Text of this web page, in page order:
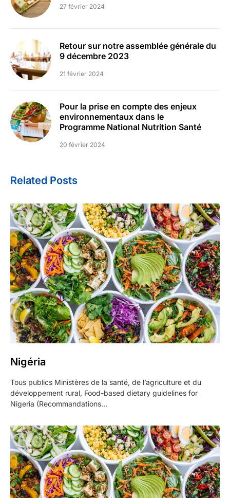
27 février 2024
Retour sur notre assemblée générale du
9 décembre 2023
21 février 2024
Pour la prise en compte des enjeux
environnementaux dans le
Programme National Nutrition Santé
20 février 2024
Related Posts
Nigéria
Tous publics Ministères de la santé, de l’agriculture et du
développement rural, Food-based dietary guidelines for
Nigeria (Recommandations…